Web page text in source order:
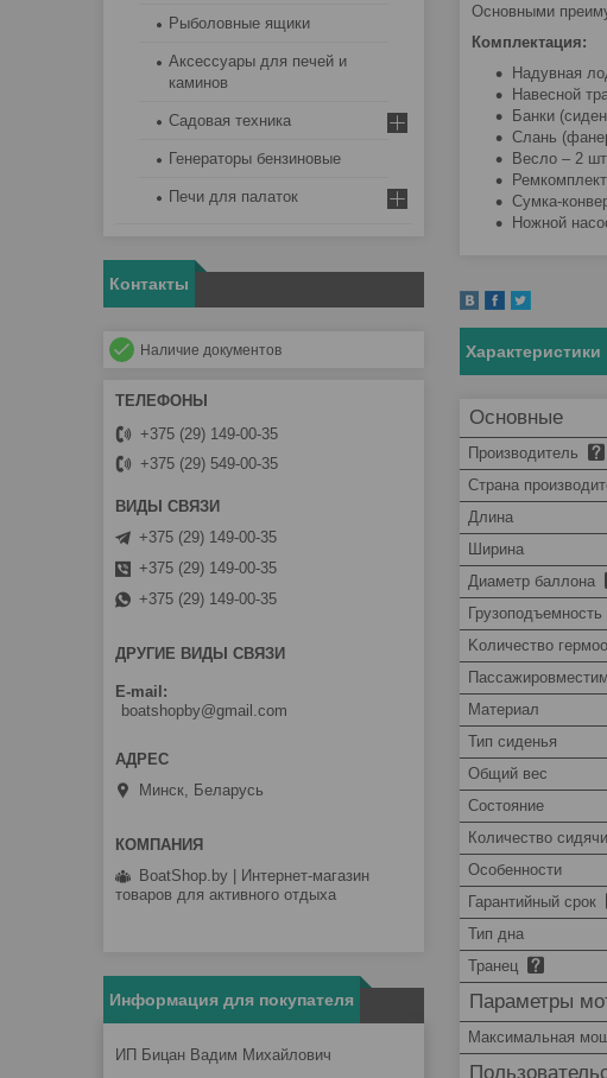
Основными
Комплектация:
Надувная
Навесной
Банки
Слань
Весло – 2 шт.
Сумка-
Ножной
Характеристики
Основные
Производитель
Страна
Длина
Ширина
Диаметр баллона
Грузоподъемность
Kоличество
Материал
Тип сиденья
Общий вес
Состояние
Количество
Особенности
Гарантийный срок
Тип дна
Транец
Параметры
Максимальная
Рыболовные ящики
Аксессуары для печей и
каминов
Садовая техника
Генераторы бензиновые
Печи для палаток
Контакты
Наличие документов
+375 (29) 149-00-35
+375 (29) 549-00-35
+375 (29) 149-00-35
+375 (29) 149-00-35
+375 (29) 149-00-35
ДРУГИЕ ВИДЫ СВЯЗИ
E-mail
boatshopby@gmail.com
Минск, Беларусь
BoatShop.by | Интернет-магазин
товаров для активного отдыха
Информация для покупателя
ИП Бицан Вадим Михайлович